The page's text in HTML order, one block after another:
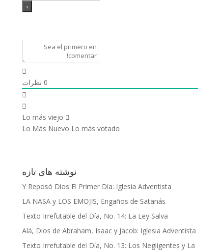
0 نظرات
Lo más viejo
Lo Más Nuevo Lo más votado
نوشته‌ های تازه
Y Reposó Dios El Primer Día: Iglesia Adventista
LA NASA y LOS EMOJIS, Engaños de Satanás
Texto Irrefutable del Día, No. 14: La Ley Salva
Alá, Dios de Abraham, Isaac y Jacob: Iglesia Adventista
Texto Irrefutable del Día, No. 13: Los Negligentes y La